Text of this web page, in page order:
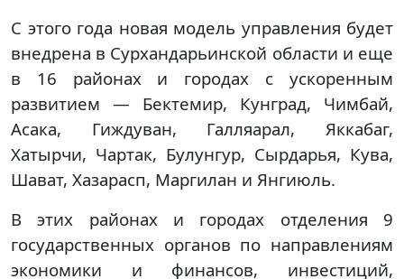
С этого года новая модель управления будет
внедрена в Сурхандарьинской области и еще
в 16 районах и городах с ускоренным
развитием — Бектемир, Кунград, Чимбай,
Асака, Гиждуван, Галляарал, Яккабаг,
Хатырчи, Чартак, Булунгур, Сырдарья, Кува,
Шават, Хазарасп, Маргилан и Янгиюль.
В этих районах и городах отделения 9
государственных органов по направлениям
экономики и финансов, инвестиций,